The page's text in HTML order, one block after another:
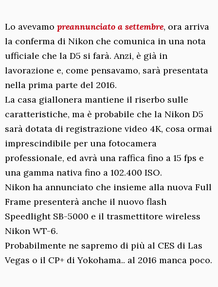
Lo avevamo preannunciato a settembre, ora arriva
la conferma di Nikon che comunica in una nota
ufficiale che la D5 si farà. Anzi, è già in
lavorazione e, come pensavamo, sarà presentata
nella prima parte del 2016.
La casa giallonera mantiene il riserbo sulle
caratteristiche, ma è probabile che la Nikon D5
sarà dotata di registrazione video 4K, cosa ormai
imprescindibile per una fotocamera
professionale, ed avrà una raffica fino a 15 fps e
una gamma nativa fino a 102.400 ISO.
Nikon ha annunciato che insieme alla nuova Full
Frame presenterà anche il nuovo flash
Speedlight SB-5000 e il trasmettitore wireless
Nikon WT-6.
Probabilmente ne sapremo di più al CES di Las
Vegas o il CP+ di Yokohama.. al 2016 manca poco.